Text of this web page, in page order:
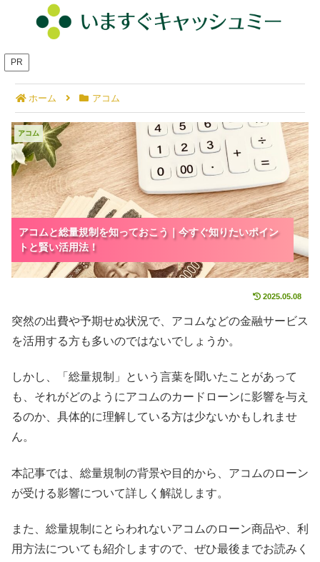
PR
ホーム アコム
アコムと総量規制を知っておこう｜今すぐ知りたい
ポイントと賢い活用法！
アコムと総量規制を知っておこう｜今すぐ知りたいポイン
トと賢い活用法！
アコムと総量規制を知っておこう｜今すぐ知りたいポイン
トと賢い活用法！
アコム
2025.05.08
突然の出費や予期せぬ状況で、アコムなどの金融サービス
を活用する方も多いのではないでしょうか。
しかし、「総量規制」という言葉を聞いたことがあって
も、それがどのようにアコムのカードローンに影響を与え
るのか、具体的に理解している方は少ないかもしれませ
ん。
本記事では、総量規制の背景や目的から、アコムのローン
が受ける影響について詳しく解説します。
また、総量規制にとらわれないアコムのローン商品や、利
用方法についても紹介しますので、ぜひ最後までお読みく